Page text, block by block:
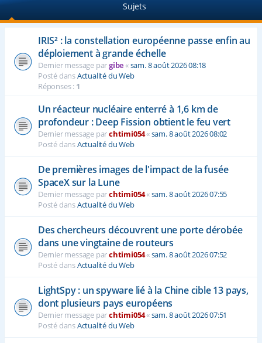
Sujets
IRIS² : la constellation européenne passe enfin au
déploiement à grande échelle
Dernier message pargibe«sam. 8 août 2026 08:18
Posté dansActualité du Web
Réponses : 1
Un réacteur nucléaire enterré à 1,6 km de
profondeur : Deep Fission obtient le feu vert
Dernier message parchtimi054«sam. 8 août 2026 08:02
Posté dansActualité du Web
De premières images de l'impact de la fusée
SpaceX sur la Lune
Dernier message parchtimi054«sam. 8 août 2026 07:55
Posté dansActualité du Web
Des chercheurs découvrent une porte dérobée
dans une vingtaine de routeurs
Dernier message parchtimi054«sam. 8 août 2026 07:52
Posté dansActualité du Web
LightSpy : un spyware lié à la Chine cible 13 pays,
dont plusieurs pays européens
Dernier message parchtimi054«sam. 8 août 2026 07:51
Posté dansActualité du Web